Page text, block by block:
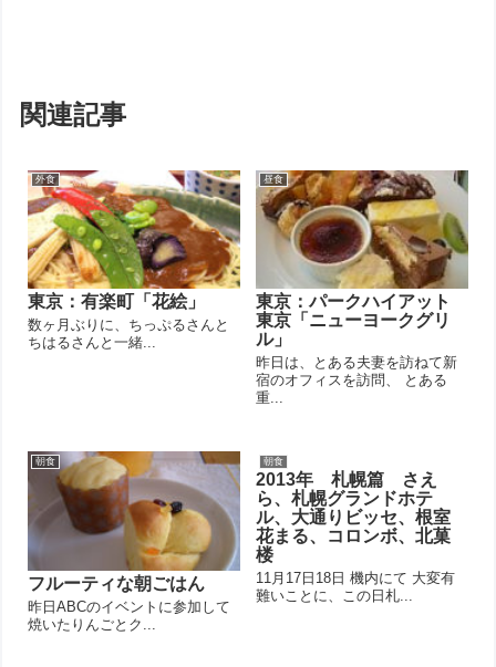
関連記事
外食
東京：有楽町「花絵」
数ヶ月ぶりに、ちっぷるさんと
ちはるさんと一緒...
昼食
東京：パークハイアット
東京「ニューヨークグリ
ル」
昨日は、とある夫妻を訪ねて新
宿のオフィスを訪問、 とある
重...
朝食
フルーティな朝ごはん
昨日ABCのイベントに参加して
焼いたりんごとク...
朝食
2013年 札幌篇 さえ
ら、札幌グランドホテ
ル、大通りビッセ、根室
花まる、コロンボ、北菓
楼
11月17日18日 機内にて 大変有
難いことに、この日札...